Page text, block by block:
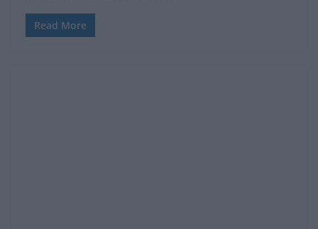
Read More